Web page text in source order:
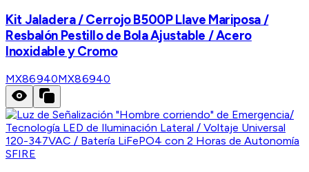
Kit Jaladera / Cerrojo B500P Llave Mariposa /
Resbalón Pestillo de Bola Ajustable / Acero
Inoxidable y Cromo
MX86940MX86940
SFIRE